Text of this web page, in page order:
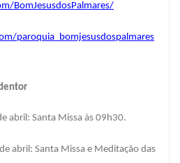
BomJesusdosPalmares/
paroquia_bomjesusdospalmares
abril: Santa Missa às 09h30.
abril: Santa Missa e Meditação das